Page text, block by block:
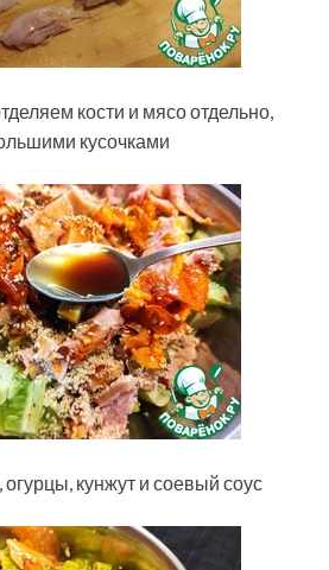
кости и мясо отдельно,
кусочками
кунжут и соевый соус